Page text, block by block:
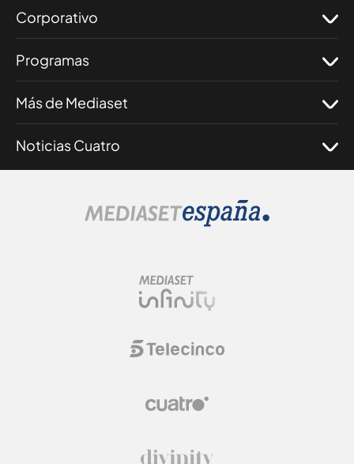
Corporativo
Programas
Más de Mediaset
Noticias Cuatro